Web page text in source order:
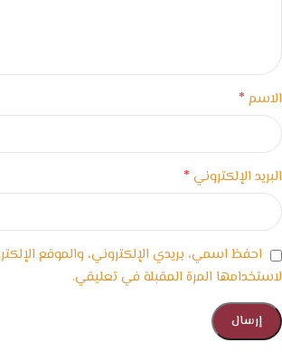
الاسم *
البريد الإلكتروني *
احفظ اسمي، بريدي الإلكتروني، والموقع
لاستخدامها المرة المقبلة في تعليقي.